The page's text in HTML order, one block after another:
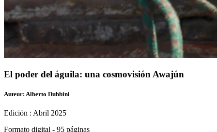
El poder del águila: una cosmovisión Awajún
Auteur: Alberto Dubbini
Edición : Abril 2025
Formato digital - 95 páginas